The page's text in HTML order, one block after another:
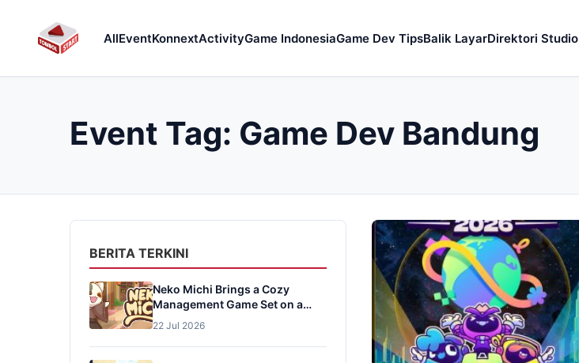
AllEventKonnextActivityGame IndonesiaGame Dev TipsBalik LayarDirektori Studio
Event Tag: Game Dev Bandung
BERITA TERKINI
Neko Michi Brings a Cozy
Management Game Set on a
Meiji-Era Cat Street
22 Jul 2026